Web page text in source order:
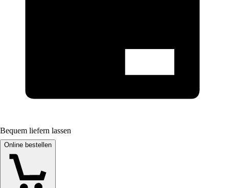
Bequem liefern lassen
Online bestellen